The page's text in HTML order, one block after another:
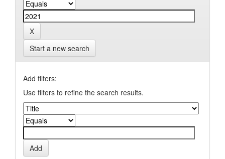
Start a new search
Add filters:
Use filters to refine the search results.